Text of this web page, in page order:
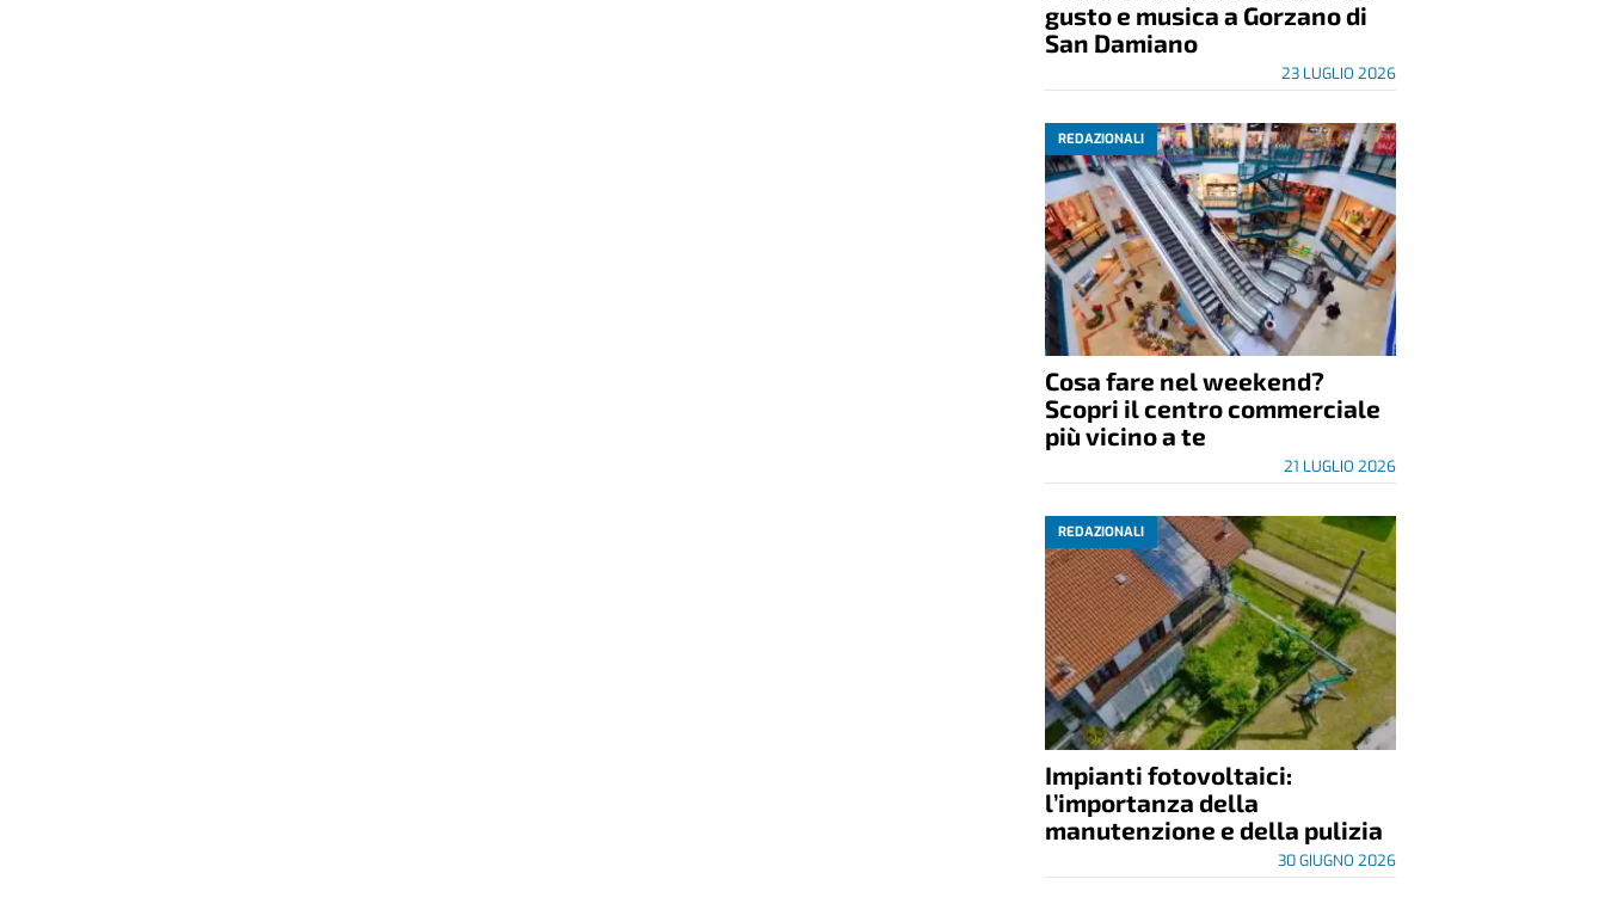
gusto e musica a Gorzano di
San Damiano
23 LUGLIO 2026
REDAZIONALI
Cosa fare nel weekend?
Scopri il centro commerciale
più vicino a te
21 LUGLIO 2026
REDAZIONALI
Impianti fotovoltaici:
l’importanza della
manutenzione e della pulizia
30 GIUGNO 2026